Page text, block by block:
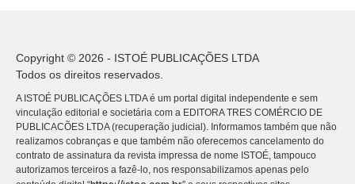
Copyright © 2026 - ISTOÉ PUBLICAÇÕES LTDA
Todos os direitos reservados.
A ISTOÉ PUBLICAÇÕES LTDA é um portal digital independente e sem
vinculação editorial e societária com a EDITORA TRES COMÉRCIO DE
PUBLICACÕES LTDA (recuperação judicial). Informamos também que não
realizamos cobranças e que também não oferecemos cancelamento do
contrato de assinatura da revista impressa de nome ISTOÉ, tampouco
autorizamos terceiros a fazê-lo, nos responsabilizamos apenas pelo